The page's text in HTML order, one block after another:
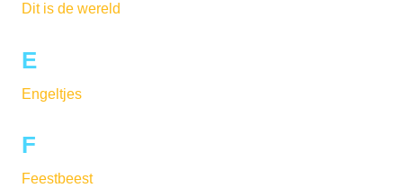
Dit is de wereld
E
Engeltjes
F
Feestbeest